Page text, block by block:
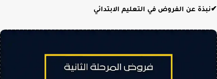
✔نبذة عن الفروض في التعليم الابتدائي